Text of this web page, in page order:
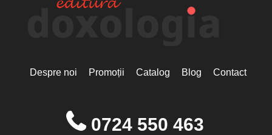
Despre noi Promoții Catalog Blog Contact
0724 550 463